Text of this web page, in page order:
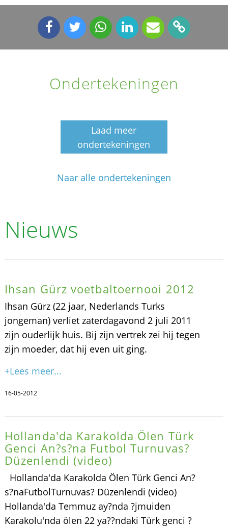
Ondertekeningen
Laad meer
ondertekeningen
Naar alle ondertekeningen
Nieuws
Ihsan Gürz voetbaltoernooi 2012
Ihsan Gürz (22 jaar, Nederlands Turks
jongeman) verliet zaterdagavond 2 juli 2011
zijn ouderlijk huis. Bij zijn vertrek zei hij tegen
zijn moeder, dat hij even uit ging.
+Lees meer...
16-05-2012
Hollanda'da Karakolda Ölen Türk
Genci An?s?na Futbol Turnuvas?
Düzenlendi (video)
Hollanda'da Karakolda Ölen Türk Genci An?
s?naFutbolTurnuvas? Düzenlendi (video)
Hollanda'da Temmuz ay?nda ?jmuiden
Karakolu'nda ölen 22 ya??ndaki Türk genci ?